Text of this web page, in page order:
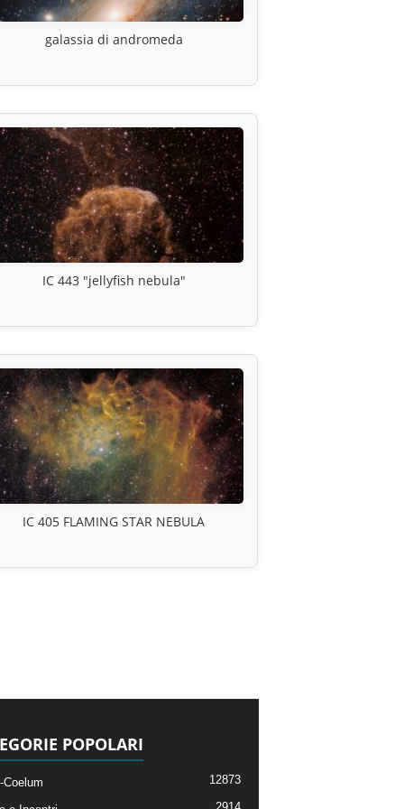
galassia di andromeda
IC 443 "jellyfish nebula"
IC 405 FLAMING STAR NEBULA
POPOLARI
Coelum 12873